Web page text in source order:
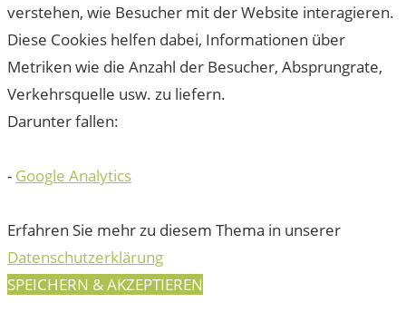
verstehen, wie Besucher mit der Website interagieren.
Diese Cookies helfen dabei, Informationen über
Metriken wie die Anzahl der Besucher, Absprungrate,
Verkehrsquelle usw. zu liefern.
Darunter fallen:
- Google Analytics
Erfahren Sie mehr zu diesem Thema in unserer
Datenschutzerklärung
SPEICHERN & AKZEPTIEREN